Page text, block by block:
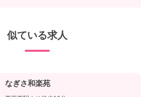
似ている求人
なぎさ和楽苑